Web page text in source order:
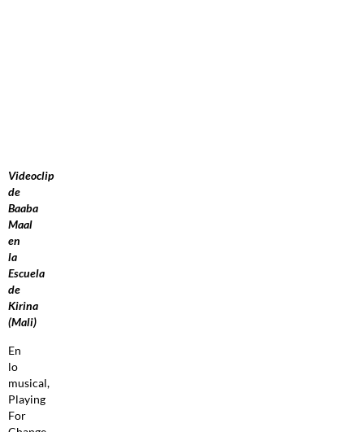
Videoclip
de
Baaba
Maal
en
la
Escuela
de
Kirina
(Mali)
En
lo
musical,
Playing
For